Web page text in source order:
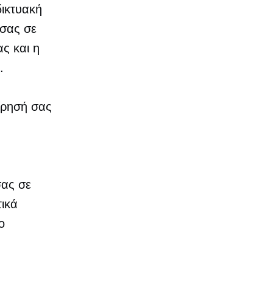
σε
και η
σας
σε